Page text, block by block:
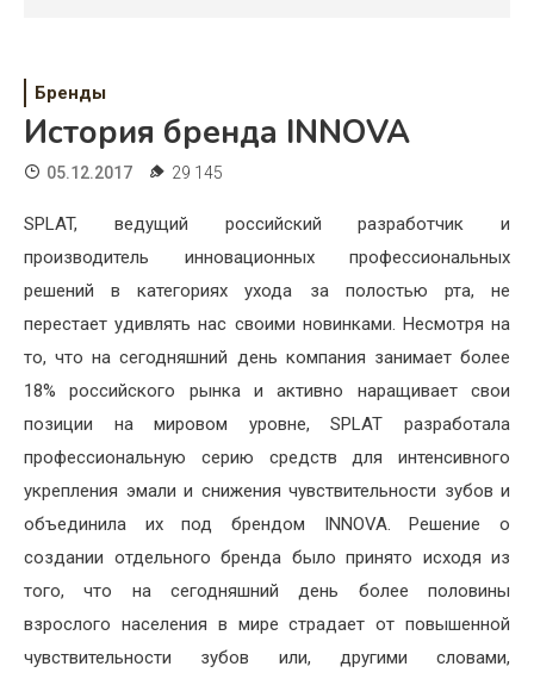
Свадьба
Дом
Жизнь
Хобби
Недвижимость
Бренды
История бренда INNOVA
05.12.2017 29 145
SPLAT, ведущий российский разработчик и
производитель инновационных профессиональных
решений в категориях ухода за полостью рта, не
перестает удивлять нас своими новинками. Несмотря на
то, что на сегодняшний день компания занимает более
18% российского рынка и активно наращивает свои
позиции на мировом уровне, SPLAT разработала
профессиональную серию средств для интенсивного
укрепления эмали и снижения чувствительности зубов и
объединила их под брендом INNOVA. Решение о
создании отдельного бренда было принято исходя из
того, что на сегодняшний день более половины
взрослого населения в мире страдает от повышенной
чувствительности зубов или, другими словами,